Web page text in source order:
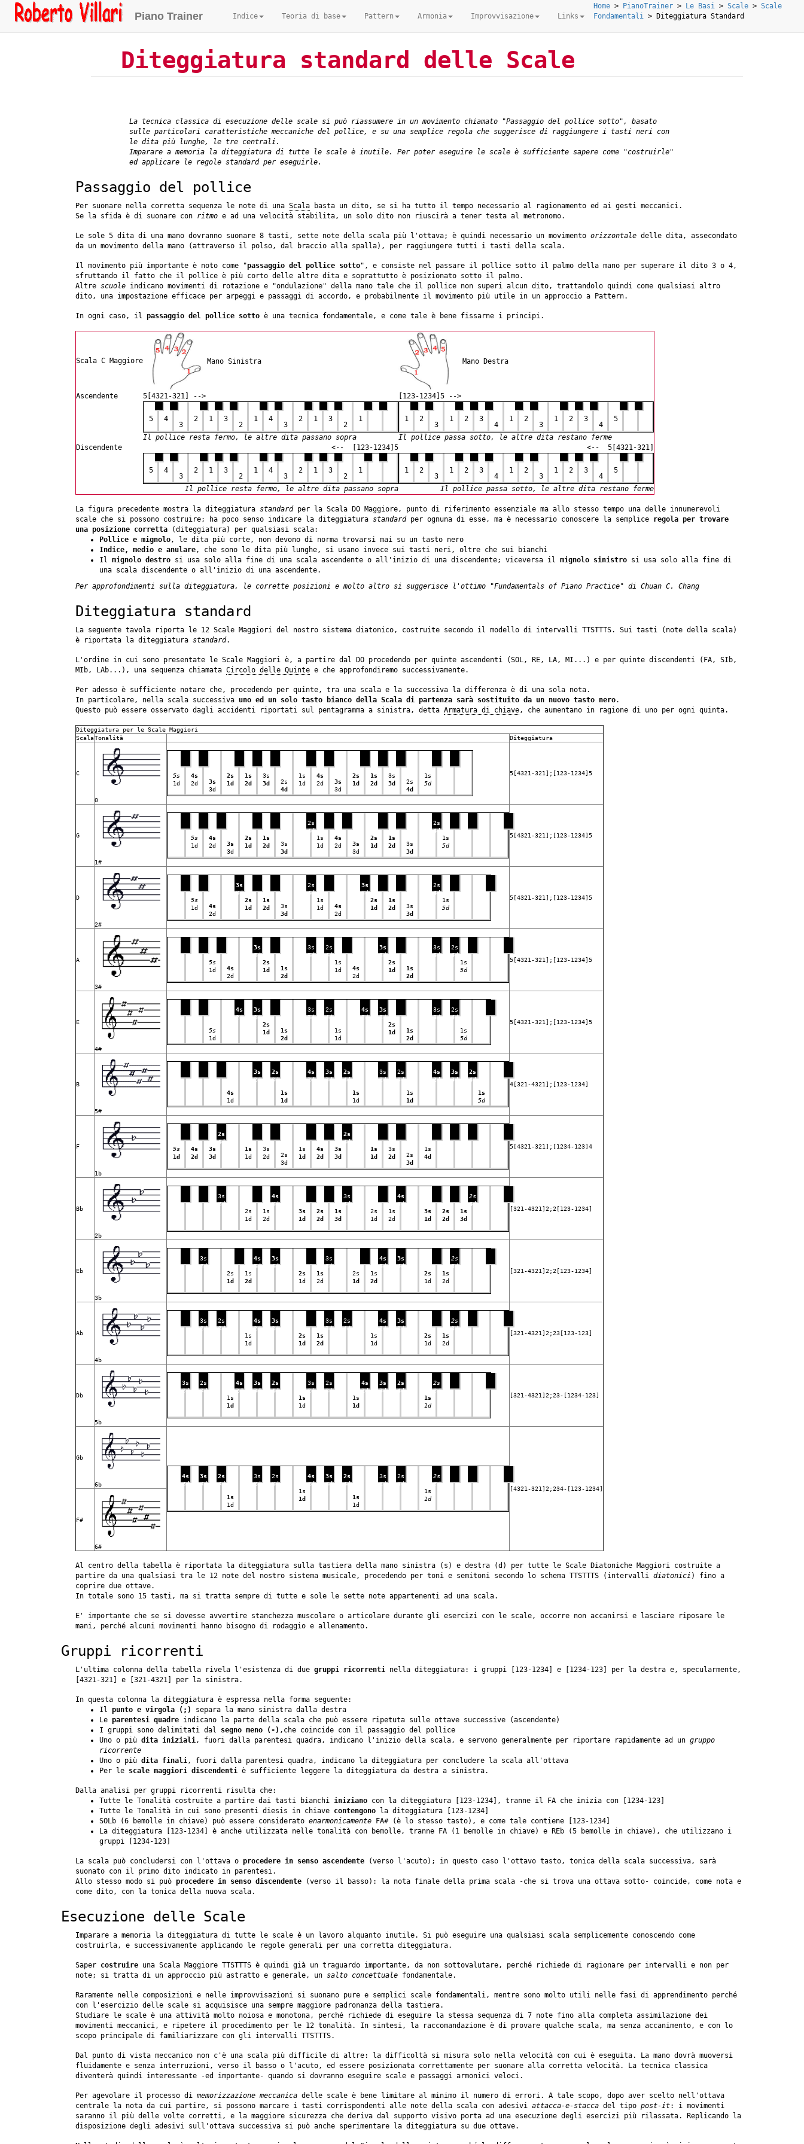
Piano Trainer Indice Teoria di base Pattern Armonia Improvvisazione Links
Home > PianoTrainer > Le Basi > Scale > Scale
Fondamentali > Diteggiatura Standard
Diteggiatura standard delle Scale
La tecnica classica di esecuzione delle scale si può riassumere in un movimento chiamato "Passaggio del pollice sotto", basato
sulle particolari caratteristiche meccaniche del pollice, e su una semplice regola che suggerisce di raggiungere i tasti neri con
le dita più lunghe, le tre centrali.
Imparare a memoria la diteggiatura di tutte le scale è inutile. Per poter eseguire le scale è sufficiente sapere come "costruirle"
ed applicare le regole standard per eseguirle.
Passaggio del pollice
Per suonare nella corretta sequenza le note di una Scala basta un dito, se si ha tutto il tempo necessario al ragionamento ed ai gesti meccanici.
Se la sfida è di suonare con ritmo e ad una velocità stabilita, un solo dito non riuscirà a tener testa al metronomo.
Le sole 5 dita di una mano dovranno suonare 8 tasti, sette note della scala più l'ottava; è quindi necessario un movimento orizzontale delle dita, assecondato
da un movimento della mano (attraverso il polso, dal braccio alla spalla), per raggiungere tutti i tasti della scala.
Il movimento più importante è noto come "passaggio del pollice sotto", e consiste nel passare il pollice sotto il palmo della mano per superare il dito 3 o 4,
sfruttando il fatto che il pollice è più corto delle altre dita e soprattutto è posizionato sotto il palmo.
Altre scuole indicano movimenti di rotazione e "ondulazione" della mano tale che il pollice non superi alcun dito, trattandolo quindi come qualsiasi altro
dito, una impostazione efficace per arpeggi e passaggi di accordo, e probabilmente il movimento più utile in un approccio a Pattern.
In ogni caso, il passaggio del pollice sotto è una tecnica fondamentale, e come tale è bene fissarne i principi.
Scala C Maggiore Mano Sinistra Mano Destra
Ascendente 5[4321-321] -->
5 4
3
2 1 3
2
1 4
3
2 1 3
2
1
Il pollice resta fermo, le altre dita passano sopra
[123-1234]5 -->
1 2
3
1 2 3
4
1 2
3
1 2 3
4
5
Il pollice passa sotto, le altre dita restano ferme
Discendente
<-- [123-1234]5
5 4
3
2 1 3
2
1 4
3
2 1 3
2
1
Il pollice resta fermo, le altre dita passano sopra
<-- 5[4321-321]
1 2
3
1 2 3
4
1 2
3
1 2 3
4
5
Il pollice passa sotto, le altre dita restano ferme
La figura precedente mostra la diteggiatura standard per la Scala DO Maggiore, punto di riferimento essenziale ma allo stesso tempo una delle innumerevoli
scale che si possono costruire; ha poco senso indicare la diteggiatura standard per ognuna di esse, ma è necessario conoscere la semplice regola per trovare
una posizione corretta (diteggiatura) per qualsiasi scala:
Pollice e mignolo, le dita più corte, non devono di norma trovarsi mai su un tasto nero
Indice, medio e anulare, che sono le dita più lunghe, si usano invece sui tasti neri, oltre che sui bianchi
Il mignolo destro si usa solo alla fine di una scala ascendente o all'inizio di una discendente; viceversa il mignolo sinistro si usa solo alla fine di
una scala discendente o all'inizio di una ascendente.
Per approfondimenti sulla diteggiatura, le corrette posizioni e molto altro si suggerisce l'ottimo "Fundamentals of Piano Practice" di Chuan C. Chang
Diteggiatura standard
La seguente tavola riporta le 12 Scale Maggiori del nostro sistema diatonico, costruite secondo il modello di intervalli TTSTTTS. Sui tasti (note della scala)
è riportata la diteggiatura standard.
L'ordine in cui sono presentate le Scale Maggiori è, a partire dal DO procedendo per quinte ascendenti (SOL, RE, LA, MI...) e per quinte discendenti (FA, SIb,
MIb, LAb...), una sequenza chiamata Circolo delle Quinte e che approfondiremo successivamente.
Per adesso è sufficiente notare che, procedendo per quinte, tra una scala e la successiva la differenza è di una sola nota.
In particolare, nella scala successiva uno ed un solo tasto bianco della Scala di partenza sarà sostituito da un nuovo tasto nero.
Questo può essere osservato dagli accidenti riportati sul pentagramma a sinistra, detta Armatura di chiave, che aumentano in ragione di uno per ogni quinta.
Diteggiatura per le Scale Maggiori
ScalaTonalità Diteggiatura
C
0
5s
1d
4s
2d
3s
3d
2s
1d
1s
2d
3s
3d
2s
4d
1s
1d
4s
2d
3s
3d
2s
1d
1s
2d
3s
3d
2s
4d
1s
5d
5[4321-321];[123-1234]5
G
1#
5s
1d
4s
2d
3s
3d
2s
1d
1s
2d
3s
3d
2s
4d
1s
1d
4s
2d
3s
3d
2s
1d
1s
2d
3s
3d
2s
4d
1s
5d
5[4321-321];[123-1234]5
D
2#
5s
1d
4s
2d
3s
3d
2s
1d
1s
2d
3s
3d
2s
4d
1s
1d
4s
2d
3s
3d
2s
1d
1s
2d
3s
3d
2s
4d
1s
5d
5[4321-321];[123-1234]5
A
3#
5s
1d
4s
2d
3s
3d
2s
1d
1s
2d
3s
3d
2s
4d
1s
1d
4s
2d
3s
3d
2s
1d
1s
2d
3s
3d
2s
4d
1s
5d
5[4321-321];[123-1234]5
E
4#
5s
1d
4s
2d
3s
3d
2s
1d
1s
2d
3s
3d
2s
4d
1s
1d
4s
2d
3s
3d
2s
1d
1s
2d
3s
3d
2s
4d
1s
5d
5[4321-321];[123-1234]5
B
5#
4s
1d
3s
2d
2s
3d
1s
1d
4s
2d
3s
3d
2s
4d
1s
1d
3s
2d
2s
3d
1s
1d
4s
2d
3s
3d
2s
4d
1s
5d
4[321-4321];[123-1234]
F
1b
5s
1d
4s
2d
2s
4d
3s
3d
1s
1d
3s
2d
2s
3d
1s
1d
4s
2d
2s
4d
3s
3d
1s
1d
3s
2d
2s
3d
1s
4d
5[4321-321];[1234-123]4
Bb
2b
3s
2d
2s
1d
4s
3d
1s
2d
3s
1d
2s
2d
3s
4d
1s
3d
2s
1d
4s
3d
1s
2d
3s
1d
2s
2d
2s
4d
1s
3d
[321-4321]2;2[123-1234]
Eb
3b
3s
2d
2s
1d
4s
3d
1s
2d
3s
4d
2s
1d
3s
3d
1s
2d
2s
1d
4s
3d
1s
2d
3s
4d
2s
1d
2s
3d
1s
2d
[321-4321]2;2[123-1234]
Ab
4b
3s
2d
2s
3d
4s
2d
1s
1d
3s
3d
2s
1d
3s
3d
1s
2d
2s
4d
4s
2d
1s
1d
3s
3d
2s
1d
2s
3d
1s
2d
[321-4321]2;23[123-123]
Db
5b
3s
2d
2s
3d
4s
2d
1s
1d
3s
3d
2s
4d
3s
2d
1s
1d
2s
3d
4s
2d
1s
1d
3s
3d
2s
4d
2s
2d
1s
1d
[321-4321]2;23-[1234-123]
Gb
6b
4s
2d
3s
3d
2s
4d
1s
1d
3s
2d
2s
3d
4s
2d
1s
1d
3s
3d
2s
4d
1s
1d
3s
2d
2s
3d
2s
2d
1s
1d
[4321-321]2;234-[123-1234]
F#
6#
Al centro della tabella è riportata la diteggiatura sulla tastiera della mano sinistra (s) e destra (d) per tutte le Scale Diatoniche Maggiori costruite a
partire da una qualsiasi tra le 12 note del nostro sistema musicale, procedendo per toni e semitoni secondo lo schema TTSTTTS (intervalli diatonici ) fino a
coprire due ottave.
In totale sono 15 tasti, ma si tratta sempre di tutte e sole le sette note appartenenti ad una scala.
E' importante che se si dovesse avvertire stanchezza muscolare o articolare durante gli esercizi con le scale, occorre non accanirsi e lasciare riposare le
mani, perché alcuni movimenti hanno bisogno di rodaggio e allenamento.
Gruppi ricorrenti
L'ultima colonna della tabella rivela l'esistenza di due gruppi ricorrenti nella diteggiatura: i gruppi [123-1234] e [1234-123] per la destra e, specularmente,
[4321-321] e [321-4321] per la sinistra.
In questa colonna la diteggiatura è espressa nella forma seguente:
Il punto e virgola (;)
separa la mano sinistra dalla destra
Le parentesi quadre indicano la parte della scala che può essere ripetuta sulle ottave successive (ascendente)
I gruppi sono delimitati dal segno meno (-) ,che coincide con il passaggio del pollice
Uno o più dita iniziali, fuori dalla parentesi quadra, indicano l'inizio della scala, e servono generalmente per riportare rapidamente ad un gruppo
ricorrente
Uno o più dita finali, fuori dalla parentesi quadra, indicano la diteggiatura per concludere la scala all'ottava
Per le scale maggiori discendenti è sufficiente leggere la diteggiatura da destra a sinistra.
Dalla analisi per gruppi ricorrenti risulta che:
Tutte le Tonalità costruite a partire dai tasti bianchi iniziano con la diteggiatura [123-1234], tranne il FA che inizia con [1234-123]
Tutte le Tonalità in cui sono presenti diesis in chiave contengono la diteggiatura [123-1234]
SOLb (6 bemolle in chiave) può essere considerato enarmonicamente FA# (è lo stesso tasto), e come tale contiene [123-1234]
La diteggiatura [123-1234] è anche utilizzata nelle tonalità con bemolle, tranne FA (1 bemolle in chiave) e REb (5 bemolle in chiave), che utilizzano i
gruppi [1234-123]
La scala può concludersi con l'ottava o procedere in senso ascendente (verso l'acuto); in questo caso l'ottavo tasto, tonica della scala successiva, sarà
suonato con il primo dito indicato in parentesi.
Allo stesso modo si può procedere in senso discendente (verso il basso): la nota finale della prima scala -che si trova una ottava sotto- coincide, come nota e
come dito, con la tonica della nuova scala.
Esecuzione delle Scale
Imparare a memoria la diteggiatura di tutte le scale è un lavoro alquanto inutile. Si può eseguire una qualsiasi scala semplicemente conoscendo come
costruirla, e successivamente applicando le regole generali per una corretta diteggiatura.
Saper costruire una Scala Maggiore TTSTTTS è quindi già un traguardo importante, da non sottovalutare, perché richiede di ragionare per intervalli e non per
note; si tratta di un approccio più astratto e generale, un salto concettuale fondamentale.
Raramente nelle composizioni e nelle improvvisazioni si suonano pure e semplici scale fondamentali, mentre sono molto utili nelle fasi di apprendimento perché
con l'esercizio delle scale si acquisisce una sempre maggiore padronanza della tastiera.
Studiare le scale è una attività molto noiosa e monotona, perché richiede di eseguire la stessa sequenza di 7 note fino alla completa assimilazione dei
movimenti meccanici, e ripetere il procedimento per le 12 tonalità. In sintesi, la raccomandazione è di provare qualche scala, ma senza accanimento, e con lo
scopo principale di familiarizzare con gli intervalli TTSTTTS.
Dal punto di vista meccanico non c'è una scala più difficile di altre: la difficoltà si misura solo nella velocità con cui è eseguita. La mano dovrà muoversi
fluidamente e senza interruzioni, verso il basso o l'acuto, ed essere posizionata correttamente per suonare alla corretta velocità. La tecnica classica
diventerà quindi interessante -ed importante- quando si dovranno eseguire scale e passaggi armonici veloci.
Per agevolare il processo di memorizzazione meccanica delle scale è bene limitare al minimo il numero di errori. A tale scopo, dopo aver scelto nell'ottava
centrale la nota da cui partire, si possono marcare i tasti corrispondenti alle note della scala con adesivi attacca-e-stacca del tipo post-it: i movimenti
saranno il più delle volte corretti, e la maggiore sicurezza che deriva dal supporto visivo porta ad una esecuzione degli esercizi più rilassata. Replicando la
disposizione degli adesivi sull'ottava successiva si può anche sperimentare la diteggiatura su due ottave.